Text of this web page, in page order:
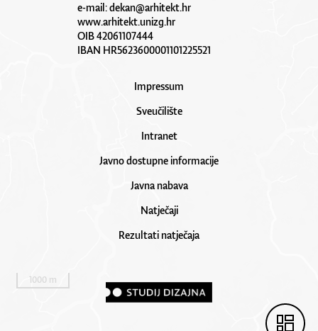
e-mail:dekan@arhitekt.hr
www.arhitekt.unizg.hr
OIB 42061107444
IBAN HR5623600001101225521
Impressum
Sveučilište
Intranet
Javno dostupne informacije
Javna nabava
Natječaji
Rezultati natječaja
1000 m